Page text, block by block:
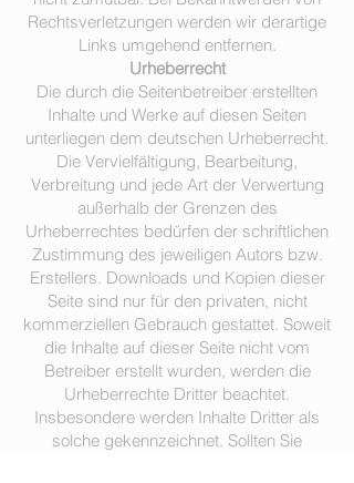
Rechtsverletzungen werden wir derartige
Links umgehend entfernen.
Urheberrecht
Die durch die Seitenbetreiber erstellten
Inhalte und Werke auf diesen Seiten
unterliegen dem deutschen Urheberrecht.
Die Vervielfältigung, Bearbeitung,
Verbreitung und jede Art der Verwertung
außerhalb der Grenzen des
Urheberrechtes bedürfen der schriftlichen
Zustimmung des jeweiligen Autors bzw.
Erstellers. Downloads und Kopien dieser
Seite sind nur für den privaten, nicht
kommerziellen Gebrauch gestattet. Soweit
die Inhalte auf dieser Seite nicht vom
Betreiber erstellt wurden, werden die
Urheberrechte Dritter beachtet.
Insbesondere werden Inhalte Dritter als
solche gekennzeichnet. Sollten Sie